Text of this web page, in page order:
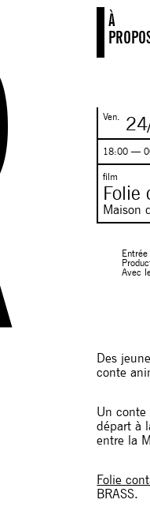
À
Ven.
18:00 —
film
Folie
Maison
Avec
Des
conte
Un
départ à
entre la
Folie
BRASS.